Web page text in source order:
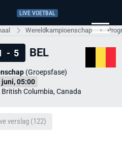
LIVE VOETBAL
Wereldkampioenschap
- 5 BEL
(Groepsfase)
juni, 05:00
British Columbia, Canada
verslag (122)